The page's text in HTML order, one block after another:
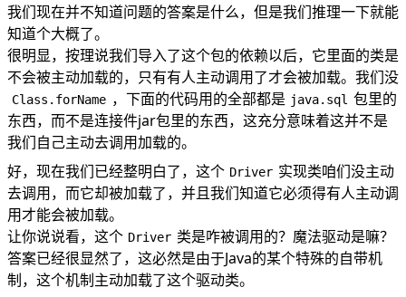
我们现在并不知道问题的答案是什么，但是我们推理一下就能
知道个大概了。
很明显，按理说我们导入了这个包的依赖以后，它里面的类是
不会被主动加载的，只有有人主动调用了才会被加载。我们没
Class.forName ，下面的代码用的全部都是 java.sql 包里的
东西，而不是连接件jar包里的东西，这充分意味着这并不是
我们自己主动去调用加载的。
好，现在我们已经整明白了，这个 Driver 实现类咱们没主动
去调用，而它却被加载了，并且我们知道它必须得有人主动调
用才能会被加载。
让你说说看，这个 Driver 类是咋被调用的？魔法驱动是嘛？
答案已经很显然了，这必然是由于Java的某个特殊的自带机
制，这个机制主动加载了这个驱动类。